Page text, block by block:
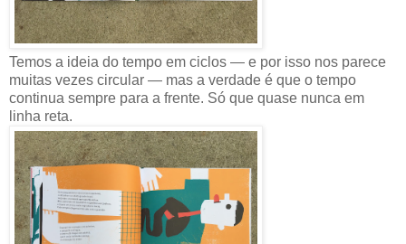
Temos a ideia do tempo em ciclos — e por isso nos parece
muitas vezes circular — mas a verdade é que o tempo
continua sempre para a frente. Só que quase nunca em
linha reta.